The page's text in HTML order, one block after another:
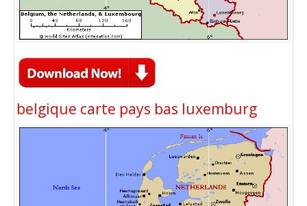
belgique carte pays bas luxemburg